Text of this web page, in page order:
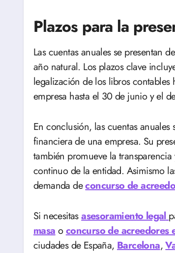
Plazos para la
Las cuentas anuales se presentan
año natural. Los plazos clave
legalización de los libros
empresa hasta el 30 de junio y el
En conclusión, las cuentas
financiera de una empresa. Su
también promueve la
continuo de la entidad. Asimismo
demanda deconcurso de
Si necesitasasesoramiento legal
masaoconcurso de acreedores
ciudades de España, Barcelona,